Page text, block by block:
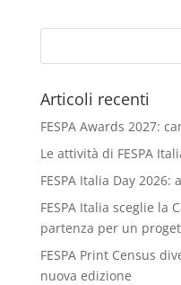
Articoli recenti
FESPA Awards 2027:
Le attività di FESPA
FESPA Italia Day
FESPA Italia sceglie la
partenza per un
FESPA Print Census
nuova edizione